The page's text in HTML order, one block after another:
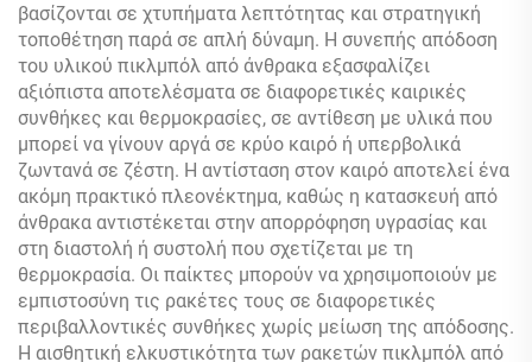
βασίζονται σε χτυπήματα λεπτότητας και στρατηγική
τοποθέτηση παρά σε απλή δύναμη. Η συνεπής απόδοση
του υλικού πικλμπόλ από άνθρακα εξασφαλίζει
αξιόπιστα αποτελέσματα σε διαφορετικές καιρικές
συνθήκες και θερμοκρασίες, σε αντίθεση με υλικά που
μπορεί να γίνουν αργά σε κρύο καιρό ή υπερβολικά
ζωντανά σε ζέστη. Η αντίσταση στον καιρό αποτελεί ένα
ακόμη πρακτικό πλεονέκτημα, καθώς η κατασκευή από
άνθρακα αντιστέκεται στην απορρόφηση υγρασίας και
στη διαστολή ή συστολή που σχετίζεται με τη
θερμοκρασία. Οι παίκτες μπορούν να χρησιμοποιούν με
εμπιστοσύνη τις ρακέτες τους σε διαφορετικές
περιβαλλοντικές συνθήκες χωρίς μείωση της απόδοσης.
Η αισθητική ελκυστικότητα των ρακετών πικλμπόλ από